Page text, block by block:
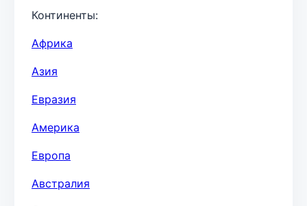
Континенты:
Африка
Азия
Евразия
Америка
Европа
Австралия